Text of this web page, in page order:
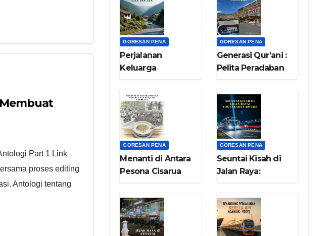
Part 1 Link
proses editing
Antologi tentang
GORESAN PENA
Perjalanan
Keluarga
dan Asa (bag.8)
GORESAN PENA
Generasi Qur’ani :
Pelita Peradaban
Keberkahan
(bag.7)
GORESAN PENA
Menanti di Antara
Pesona Cisarua
Garbella (bag.6)
GORESAN PENA
Seuntai Kisah di
Jalan Raya:
(bag.5)